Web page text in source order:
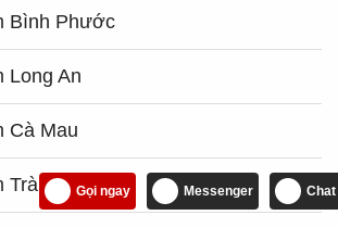
Bình Phước
Long An
Cà Mau
Trà VinhGọi ngay Messenger